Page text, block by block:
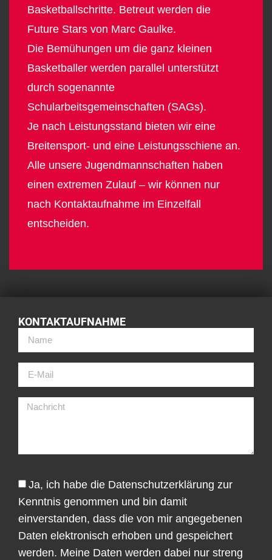
Basketballschritte. Betreut werden die
Future Stars von Marc Gaulke.
Die Bemühungen um die ganz kleinen
Basketballer werden parallel unterstützt
durch sogenannte
Schularbeitsgemeinschaften (SAGs).
Je nach Leistungsstand bieten wir eine
Breitensport- und eine Leistungsschiene an.
Alle unsere Jugendmannschaften haben
einen extremen Zulauf – wir können nur
nach Kontaktaufnahme im Einzelfall
entscheiden.
KONTAKTAUFNAHME
Ja, ich habe die Datenschutzerklärung zur
Kenntnis genommen und bin damit
einverstanden, dass die von mir angegebenen
Daten elektronisch erhoben und gespeichert
werden. Meine Daten werden dabei nur streng